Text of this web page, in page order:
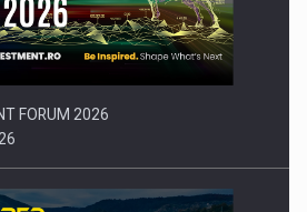
part-time reincep sa intre pe…
FORUM 2026